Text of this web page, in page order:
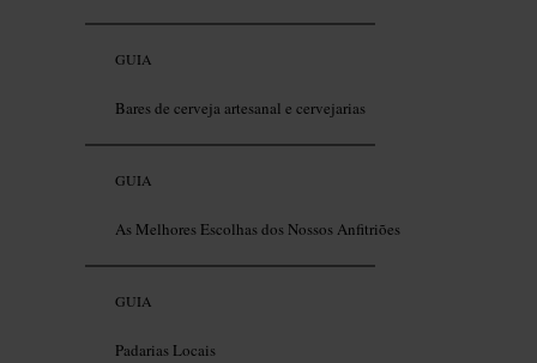
GUIA
Bares de cerveja artesanal e cervejarias
GUIA
As Melhores Escolhas dos Nossos Anfitriões
GUIA
Padarias Locais